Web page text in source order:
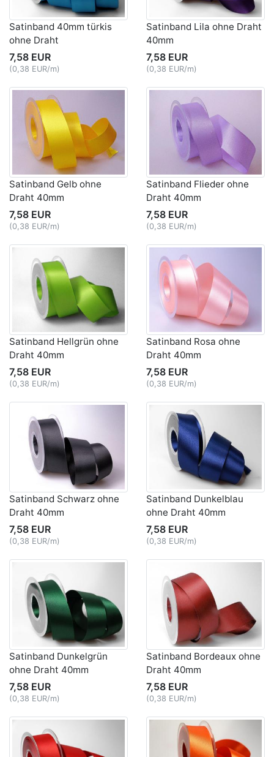
Satinband 40mm türkis
ohne Draht
7,58 EUR
(0,38 EUR/m)
Satinband Lila ohne Draht
40mm
7,58 EUR
(0,38 EUR/m)
Satinband Gelb ohne
Draht 40mm
7,58 EUR
(0,38 EUR/m)
Satinband Flieder ohne
Draht 40mm
7,58 EUR
(0,38 EUR/m)
Satinband Hellgrün ohne
Draht 40mm
7,58 EUR
(0,38 EUR/m)
Satinband Rosa ohne
Draht 40mm
7,58 EUR
(0,38 EUR/m)
Satinband Schwarz ohne
Draht 40mm
7,58 EUR
(0,38 EUR/m)
Satinband Dunkelblau
ohne Draht 40mm
7,58 EUR
(0,38 EUR/m)
Satinband Dunkelgrün
ohne Draht 40mm
7,58 EUR
(0,38 EUR/m)
Satinband Bordeaux ohne
Draht 40mm
7,58 EUR
(0,38 EUR/m)